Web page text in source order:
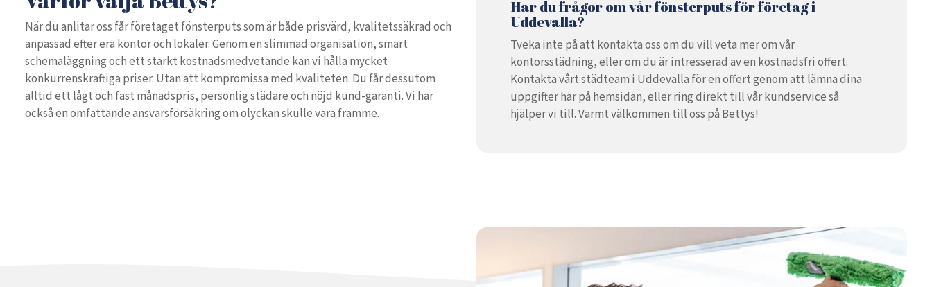
När du anlitar oss får företaget fönsterputs som är både prisvärd, kvalitetssäkrad och
anpassad efter era kontor och lokaler. Genom en slimmad organisation, smart
schemaläggning och ett starkt kostnadsmedvetande kan vi hålla mycket
konkurrenskraftiga priser. Utan att kompromissa med kvaliteten. Du får dessutom
alltid ett lågt och fast månadspris, personlig städare och nöjd kund-garanti. Vi har
också en omfattande ansvarsförsäkring om olyckan skulle vara framme.
Har du frågor om vår fönsterputs för företag i
Uddevalla?
Tveka inte på att kontakta oss om du vill veta mer om vår
kontorsstädning, eller om du är intresserad av en kostnadsfri offert.
Kontakta vårt städteam i Uddevalla för en offert genom att lämna dina
uppgifter här på hemsidan, eller ring direkt till vår kundservice så
hjälper vi till. Varmt välkommen till oss på Bettys!